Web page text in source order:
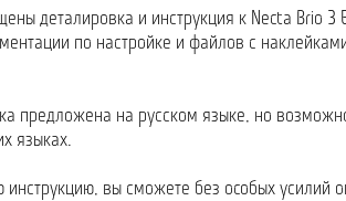
деталировка и инструкция к Necta Brio 3
по настройке и файлов с
предложена на русском языке, но
языках.
инструкцию, вы сможете без особых усилий